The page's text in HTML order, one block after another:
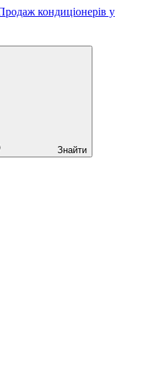
Знайти